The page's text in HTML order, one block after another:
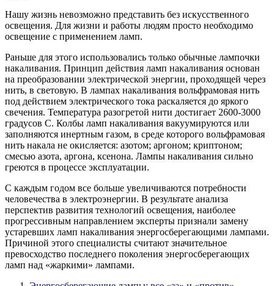
Нашу жизнь невозможно представить без искусственного
освещения. Для жизни и работы людям просто необходимо
освещение с применением ламп.
Раньше для этого использовались только обычные лампочки
накаливания. Принцип действия ламп накаливания основан
на преобразовании электрической энергии, проходящей через
нить, в световую. В лампах накаливания вольфрамовая нить
под действием электрического тока раскаляется до яркого
свечения. Температура разогретой нити достигает 2600-3000
градусов С. Колбы ламп накаливания вакуумируются или
заполняются инертным газом, в среде которого вольфрамовая
нить накала не окисляется: азотом; аргоном; криптоном;
смесью азота, аргона, ксенона. Лампы накаливания сильно
греются в процессе эксплуатации.
С каждым годом все больше увеличиваются потребности
человечества в электроэнергии. В результате анализа
перспектив развития технологий освещения, наиболее
прогрессивным направлением эксперты признали замену
устаревших ламп накаливания энергосберегающими лампами.
Причиной этого специалисты считают значительное
превосходство последнего поколения энергосберегающих
ламп над «жаркими» лампами.